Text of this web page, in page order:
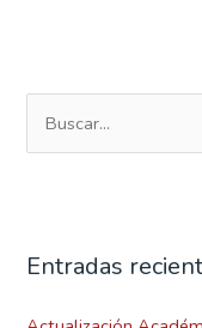
u
a
Entradas